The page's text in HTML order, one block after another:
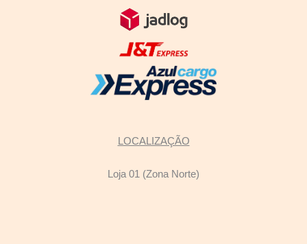
LOCALIZAÇÃO
Loja 01 (Zona Norte)